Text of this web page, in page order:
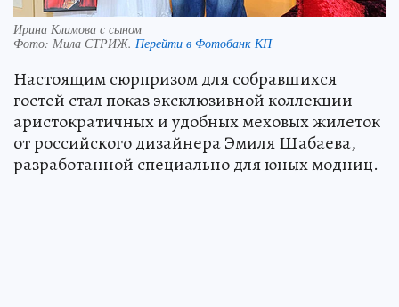
Ирина Климова с сыном
Фото: Мила СТРИЖ. Перейти в Фотобанк КП
Настоящим сюрпризом для собравшихся
гостей стал показ эксклюзивной коллекции
аристократичных и удобных меховых жилеток
от российского дизайнера Эмиля Шабаева,
разработанной специально для юных модниц.